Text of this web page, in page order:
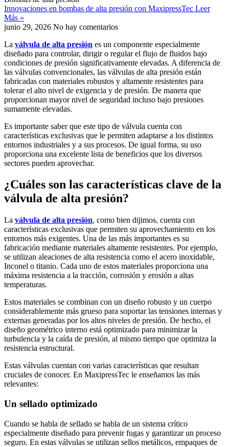
Innovaciones en bombas de alta presión con MaxipressTec Leer
Más »
junio 29, 2026 No hay comentarios
La válvula de alta presión es un componente especialmente
diseñado para controlar, dirigir o regular el flujo de fluidos bajo
condiciones de presión significativamente elevadas. A diferencia de
las válvulas convencionales, las válvulas de alta presión están
fabricadas con materiales robustos y altamente resistentes para
tolerar el alto nivel de exigencia y de presión. De manera que
proporcionan mayor nivel de seguridad incluso bajo presiones
sumamente elevadas.
Es importante saber que este tipo de válvula cuenta con
características exclusivas que le permiten adaptarse a los distintos
entornos industriales y a sus procesos. De igual forma, su uso
proporciona una excelente lista de beneficios que los diversos
sectores pueden aprovechar.
¿Cuáles son las características clave de la
válvula de alta presión?
La válvula de alta presión, como bien dijimos, cuenta con
características exclusivas que permiten su aprovechamiento en los
entornos más exigentes. Una de las más importantes es su
fabricación mediante materiales altamente resistentes. Por ejemplo,
se utilizan aleaciones de alta resistencia como el acero inoxidable,
Inconel o titanio. Cada uno de estos materiales proporciona una
máxima resistencia a la tracción, corrosión y erosión a altas
temperaturas.
Estos materiales se combinan con un diseño robusto y un cuerpo
considerablemente más grueso para soportar las tensiones internas y
externas generadas por los altos niveles de presión. De hecho, el
diseño geométrico interno está optimizado para minimizar la
turbulencia y la caída de presión, al mismo tiempo que optimiza la
resistencia estructural.
Estas válvulas cuentan con varias características que resultan
cruciales de conocer. En MaxipressTec le enseñamos las más
relevantes:
Un sellado optimizado
Cuando se habla de sellado se habla de un sistema crítico
especialmente diseñado para prevenir fugas y garantizar un proceso
seguro. En estas válvulas se utilizan sellos metálicos, empaques de